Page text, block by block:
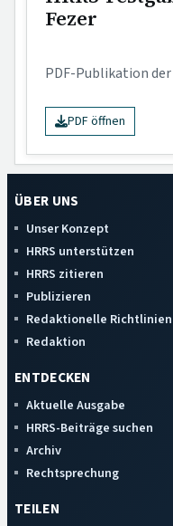
Fezer
PDF-Publikation der
PDF öffnen
ÜBER UNS
Unser Konzept
HRRS unterstützen
HRRS zitieren
Publizieren
Redaktionelle Richtlinien
Redaktion
ENTDECKEN
Aktuelle Ausgabe
HRRS-Beiträge suchen
Archiv
Rechtsprechung
TEILEN